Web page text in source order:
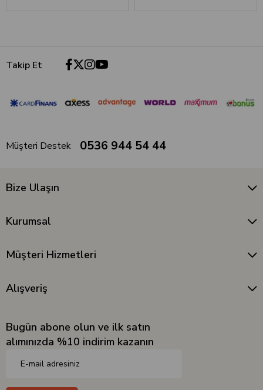
Takip Et
Müşteri Destek 0536 944 54 44
Bize Ulaşın
Kurumsal
Müşteri Hizmetleri
Alışveriş
Bugün abone olun ve ilk satın
alımınızda %10 indirim kazanın